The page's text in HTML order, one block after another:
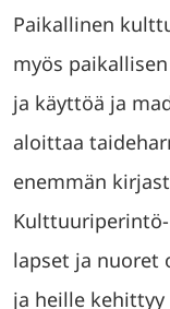
Paikallinen
myös
ja käyttöä ja
aloittaa
enemmän
lapset ja nuoret
ja heille